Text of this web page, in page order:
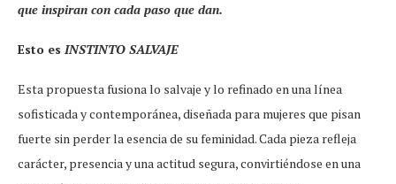
que inspiran con cada paso que dan.
Esto es INSTINTO SALVAJE
Esta propuesta fusiona lo salvaje y lo refinado en una línea
sofisticada y contemporánea, diseñada para mujeres que pisan
fuerte sin perder la esencia de su feminidad. Cada pieza refleja
carácter, presencia y una actitud segura, convirtiéndose en una